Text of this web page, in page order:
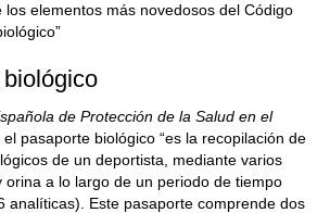
los elementos más novedosos del Código
de Protección de la Salud en el
el pasaporte biológico “es la recopilación de
de un deportista, mediante varios
orina a lo largo de un periodo de tiempo
analíticas). Este pasaporte comprende dos